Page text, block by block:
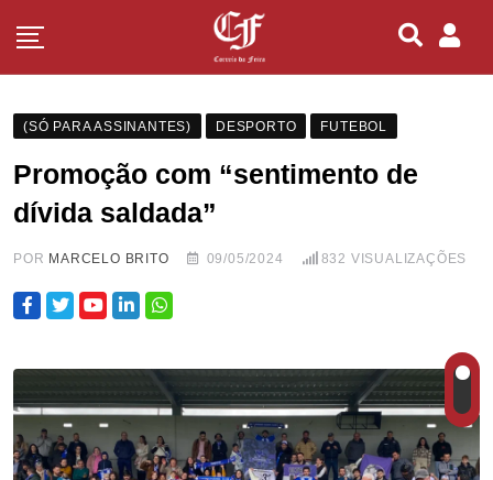
(SÓ PARA ASSINANTES) DESPORTO FUTEBOL
Promoção com “sentimento de
dívida saldada”
POR MARCELO BRITO 09/05/2024 832 VISUALIZAÇÕES